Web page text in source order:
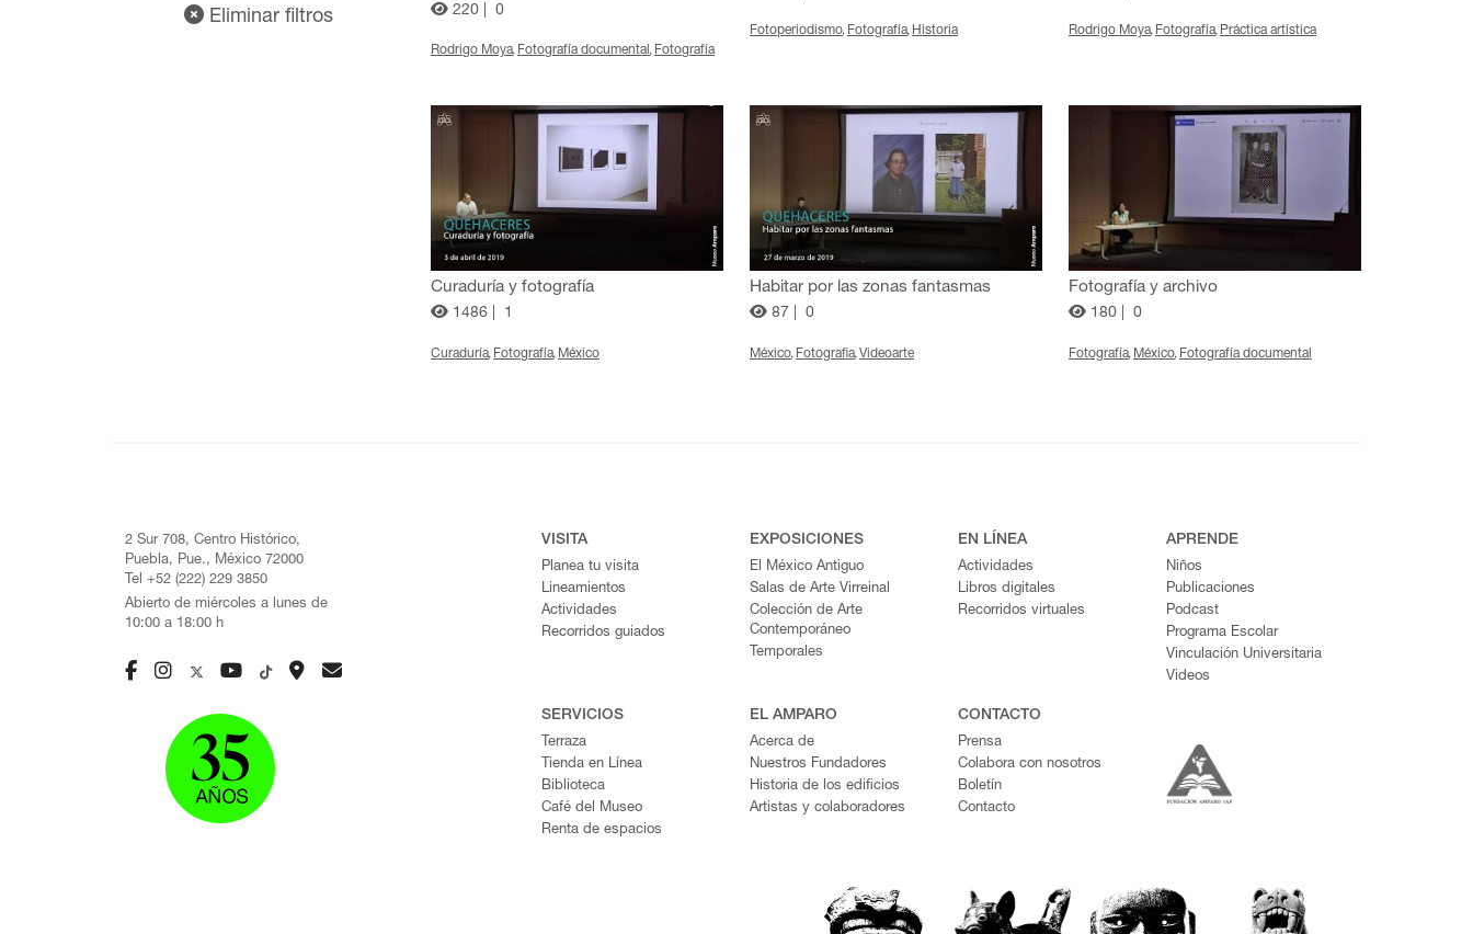
Eliminar filtros 220 | 0
Rodrigo Moya Fotografía documental Fotografía
Fotoperiodismo Fotografía Historia Rodrigo Moya Fotografía Práctica artística
Curaduría y fotografía
1486 | 1
Curaduría Fotografía México
Habitar por las zonas fantasmas
87 | 0
México Fotografia Videoarte
Fotografía y archivo
180 | 0
Fotografía México Fotografía documental
2 Sur 708, Centro Histórico,
Puebla, Pue., México 72000
Tel +52 (222) 229 3850
Abierto de miércoles a lunes de
10:00 a 18:00 h
VISITA
Planea tu visita
Lineamientos
Actividades
Recorridos guiados
EXPOSICIONES
El México Antiguo
Salas de Arte Virreinal
Colección de Arte
Contemporáneo
Temporales
EN LÍNEA
Actividades
Libros digitales
Recorridos virtuales
APRENDE
Niños
Publicaciones
Podcast
Programa Escolar
Vinculación Universitaria
Videos
SERVICIOS
Terraza
Tienda en Línea
Biblioteca
Café del Museo
Renta de espacios
EL AMPARO
Acerca de
Nuestros Fundadores
Historia de los edificios
Artistas y colaboradores
CONTACTO
Prensa
Colabora con nosotros
Boletín
Contacto